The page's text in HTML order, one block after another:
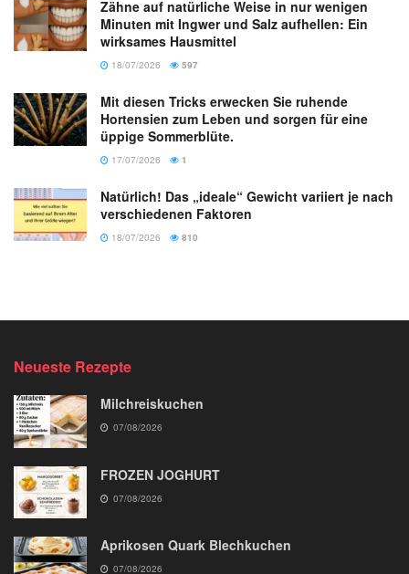
Zähne auf natürliche Weise in nur wenigen
Minuten mit Ingwer und Salz aufhellen: Ein
wirksames Hausmittel
18/07/2026 597
Mit diesen Tricks erwecken Sie ruhende
Hortensien zum Leben und sorgen für eine
üppige Sommerblüte.
17/07/2026 1
Natürlich! Das „ideale“ Gewicht variiert je nach
verschiedenen Faktoren
18/07/2026 810
Neueste Rezepte
Milchreiskuchen
07/08/2026
FROZEN JOGHURT
07/08/2026
Aprikosen Quark Blechkuchen
07/08/2026